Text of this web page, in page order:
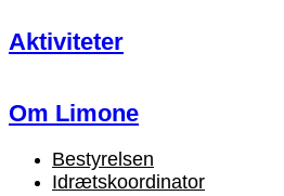
Aktiviteter
Om Limone
Bestyrelsen
Idrætskoordinator